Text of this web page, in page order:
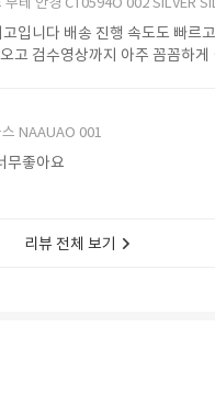
입니다 배송 진행 속도도 빠르
고 검수영상까지 아주 꼼꼼하게
NAAUAO 001
무좋아요
리뷰 전체 보기